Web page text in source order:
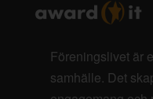
Föreningslivet är
samhälle. Det